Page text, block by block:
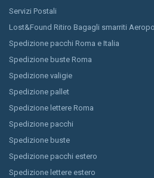
Servizi Postali
Lost&Found Ritiro Bagagli smarriti
Spedizione pacchi Roma e Italia
Spedizione buste Roma
Spedizione valigie
Spedizione pallet
Spedizione lettere Roma
Spedizione pacchi
Spedizione buste
Spedizione pacchi estero
Spedizione lettere estero